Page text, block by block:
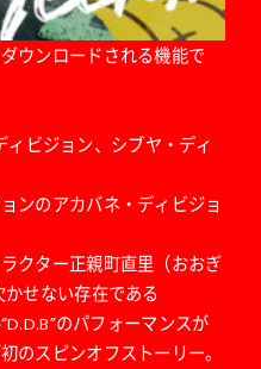
ウンロードされる機能で
ィビジョン、シブヤ・ディ
ンのアカバネ・ディビジョ
クター正親町直里（おおぎ
せない存在である
のパフォーマンスが
のスピンオフストーリー。